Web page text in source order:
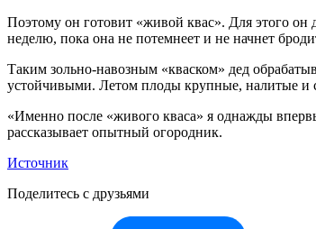
Поэтому он готовит «живой квас». Для этого он
неделю, пока она не потемнеет и не начнет
Таким зольно-навозным «кваском» дед
устойчивыми. Летом плоды крупные, налитые и
«Именно после «живого кваса» я однажды
рассказывает опытный огородник.
Источник
Поделитесь с друзьями